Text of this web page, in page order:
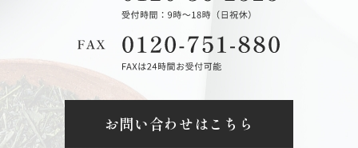
お問い合わせはこちら